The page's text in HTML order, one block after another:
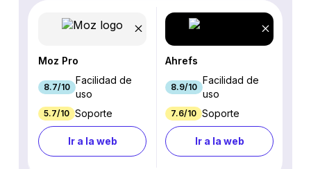
Moz Pro
8.7/10
Facilidad de
uso
5.7/10 Soporte
Ir a la web
Ahrefs
8.9/10
Facilidad de
uso
7.6/10 Soporte
Ir a la web